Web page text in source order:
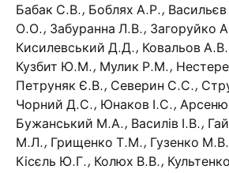
Бабак С.В., Боблях А.Р., Васильєв
О.О., Забуранна Л.В., Загоруйко
Кисилевський Д.Д., Ковальов
Кузбит Ю.М., Мулик Р.М.,
Петруняк Є.В., Северин С.С.,
Чорний Д.С., Юнаков І.С.,
Бужанський М.А., Василів І.В.,
М.Л., Грищенко Т.М., Гузенко
Кісєль Ю.Г., Колюх В.В.,